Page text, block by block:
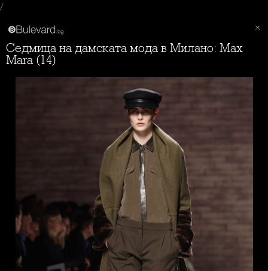
/
Седмица на дамската мода в Милано: Max
Mara (14)